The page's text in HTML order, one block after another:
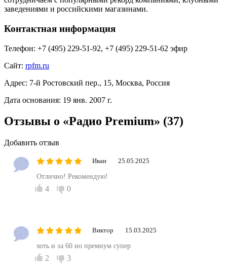
заведениями и российскими магазинами.
Контактная информация
Телефон: +7 (495) 229-51-92, +7 (495) 229-51-62 эфир
Сайт: rpfm.ru
Адрес: 7-й Ростовский пер., 15, Москва, Россия
Дата основания: 19 янв. 2007 г.
Отзывы о «Радио Premium» (37)
Добавить отзыв
Иван 25.05.2025
Отлично! Рекомендую!
4 0
Виктор 15.03.2025
хоть и за 60 но премиум супер
2 3